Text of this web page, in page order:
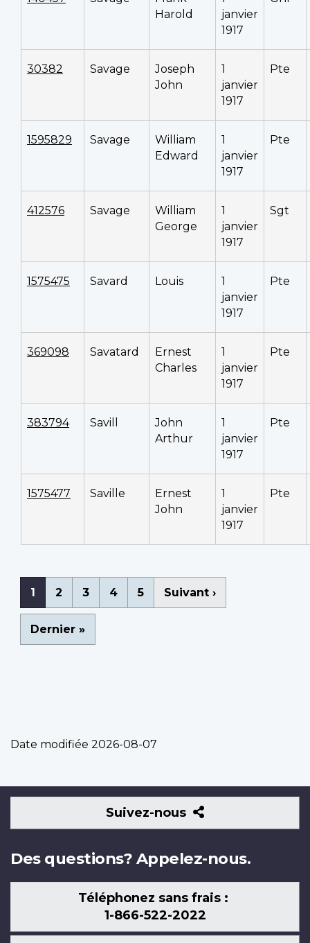
Harold
janvier
1917
30382 Savage
Joseph
John
1
janvier
1917
Pte
1595829 Savage
William
Edward
1
janvier
1917
Pte
412576 Savage
William
George
1
janvier
1917
Sgt
1575475 Savard Louis
1
janvier
1917
Pte
369098 Savatard
Ernest
Charles
1
janvier
1917
Pte
383794 Savill
John
Arthur
1
janvier
1917
Pte
1575477 Saville
Ernest
John
1
janvier
1917
Pte
Pagination
Page
courante
1 Page
2 Page
3 Page
4 Page
5
Page
suivante
Suivant ›
Dernière
page
Dernier »
Date modifiée 2026-08-07
Suivez-nous
Suivez-
nous
Des questions? Appelez-nous.
Téléphonez sans frais :
1-866-522-2022